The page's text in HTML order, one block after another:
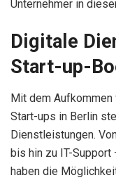
Unternehmer in
Digitale
Start-up-
Mit dem Aufkommen
Start-ups in Berlin
Dienstleistungen.
bis hin zu IT-
haben die